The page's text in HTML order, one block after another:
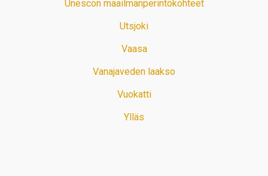
Unescon maailmanperintökohteet
Utsjoki
Vaasa
Vanajaveden laakso
Vuokatti
Ylläs